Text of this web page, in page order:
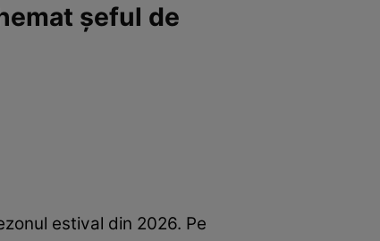
șeful de
estival din 2026. Pe